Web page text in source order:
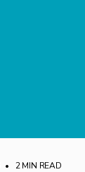
• 2 MIN READ